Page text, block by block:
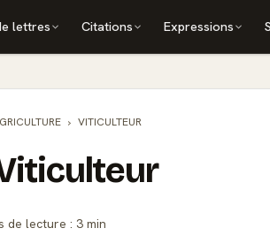
lettres Citations Expressions
VITICULTEUR
de lecture : 3 min